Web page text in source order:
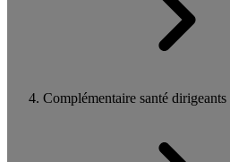
Complémentaire santé